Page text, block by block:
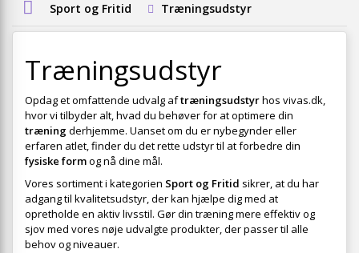
Sport og Fritid Træningsudstyr
Træningsudstyr
Opdag et omfattende udvalg aftræningsudstyrhos vivas.dk,
hvor vi tilbyder alt, hvad du behøver for at optimere din
træningderhjemme. Uanset om du er nybegynder eller
erfaren atlet, finder du det rette udstyr til at forbedre din
fysiske formog nå dine mål.
Vores sortiment i kategorien Sport og Fritid sikrer, at du har
adgang til kvalitetsudstyr, der kan hjælpe dig med at
opretholde en aktiv livsstil. Gør din træning mere effektiv og
sjov med vores nøje udvalgte produkter, der passer til alle
behov og niveauer.